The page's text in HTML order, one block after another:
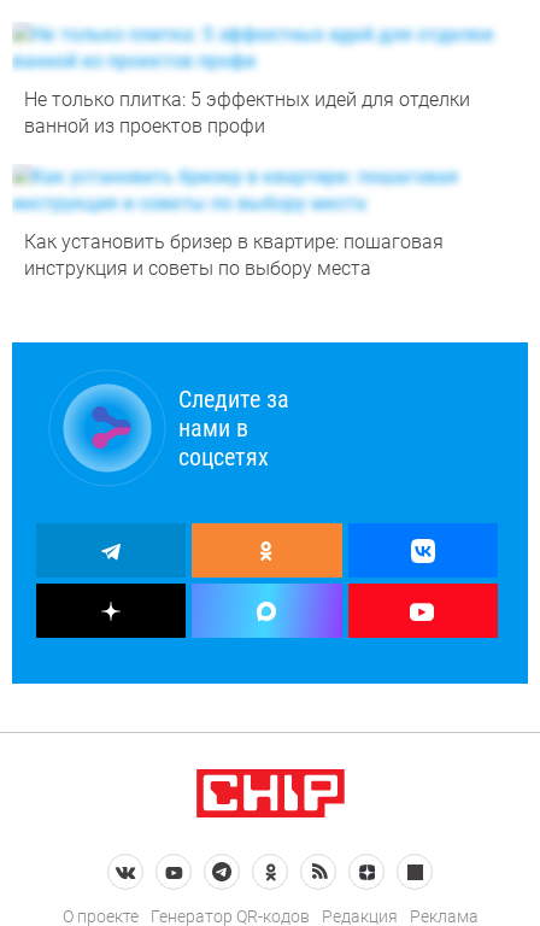
Не только плитка: 5 эффектных идей для отделки
ванной из проектов профи
Как установить бризер в квартире: пошаговая
инструкция и советы по выбору места
Следите за
нами в
соцсетях
О проекте Генератор QR-кодов Редакция Реклама